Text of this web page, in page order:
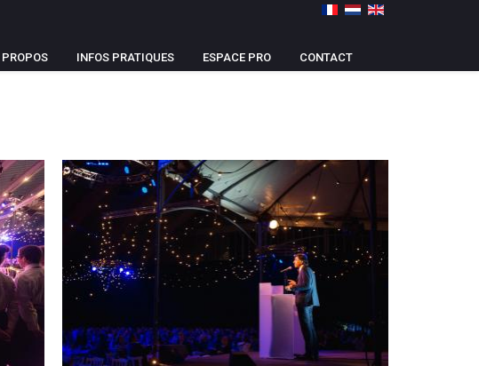
INFOS PRATIQUES ESPACE PRO CONTACT